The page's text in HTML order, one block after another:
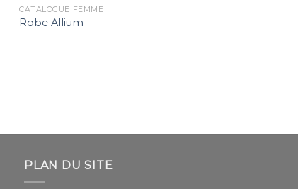
CATALOGUE FEMME
Robe Allium
PLAN DU SITE